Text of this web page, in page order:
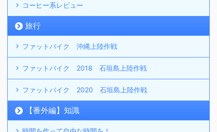
コーヒー系レビュー
旅行
ファットバイク 沖縄上陸作戦
ファットバイク 2018 石垣島上陸作戦
ファットバイク 2020 石垣島上陸作戦
【番外編】知識